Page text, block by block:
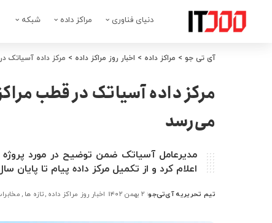
دنیای فناوری مراکز داده شبکه
آی تی جو > مراکز داده > اخبار روز مراکز داده > مرکز داده آسیاتک
مرکز داده آسیاتک در قطب
می‌رسد
مدیرعامل آسیاتک ضمن توضیح در مورد پروژه
اعلام کرد و از تکمیل مرکز داده پیام تا پایان
ارسال
تیم تحریریه آی‌تی‌جو ۲ بهمن ۱۴۰۲ اخبار روز مراکز داده تازه ها